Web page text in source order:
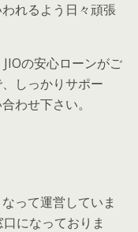
れるよう日々頑張
の安心ローンがご
しっかりサポー
わせ下さい。
って運営していま
になっておりま